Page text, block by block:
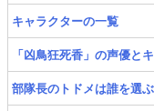
キャラクターの一覧
「凶鳥狂死香」の声優と
部隊長のトドメは誰を選